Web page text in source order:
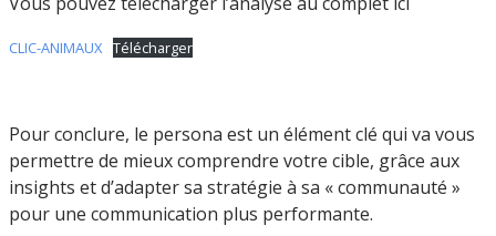
CLIC-ANIMAUX Télécharger
Pour conclure, le persona est un élément clé qui va vous
permettre de mieux comprendre votre cible, grâce aux
insights et d’adapter sa stratégie à sa « communauté »
pour une communication plus performante.